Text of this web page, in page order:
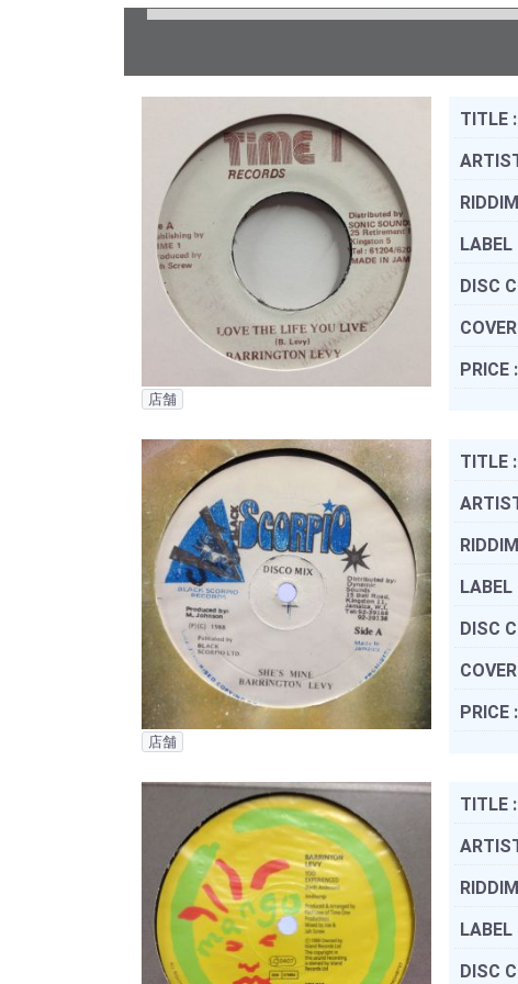
店舗
TITLE :
LABEL
DISC
PRICE :
店舗
TITLE :
LABEL
DISC
PRICE :
TITLE :
LABEL
DISC